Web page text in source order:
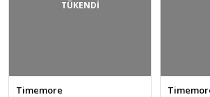
TÜKENDİ
Timemore